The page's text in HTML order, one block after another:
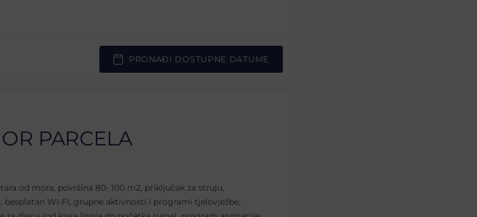
PRONAĐI DOSTUPNE DATUME
PARCELA
od mora, površina 80- 100 m2, priključak za struju,
besplatan WI-FI, grupne aktivnosti i programi tjelovježbe,